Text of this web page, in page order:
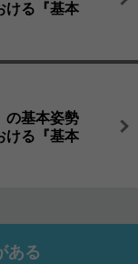
ける『基本
の基本姿勢
ける『基本
ある